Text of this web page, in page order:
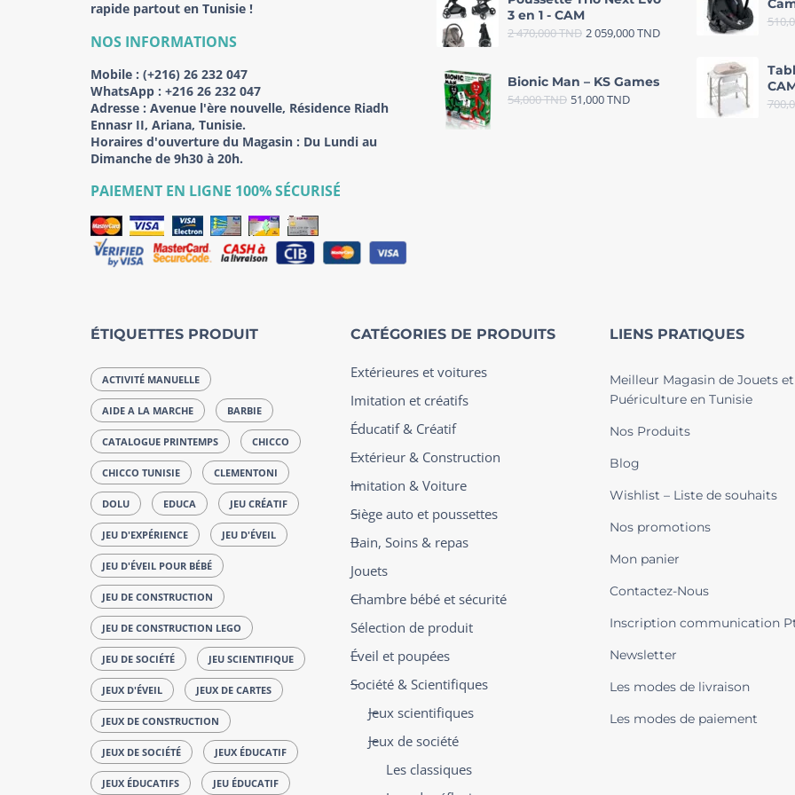
rapide partout en Tunisie !
NOS INFORMATIONS
Mobile : (+216) 26 232 047
WhatsApp : +216 26 232 047
Adresse : Avenue l'ère nouvelle, Résidence Riadh
Ennasr II, Ariana, Tunisie.
Horaires d'ouverture du Magasin : Du Lundi au
Dimanche de 9h30 à 20h.
PAIEMENT EN LIGNE 100% SÉCURISÉ
3 en 1 - CAM
2 470,000TND 2 059,000TND
Bionic Man – KS Games
54,000TND 51,000TND
ÉTIQUETTES PRODUIT
ACTIVITÉ MANUELLE
AIDE A LA MARCHE BARBIE
CATALOGUE PRINTEMPS CHICCO
CHICCO TUNISIE CLEMENTONI
DOLU EDUCA JEU CRÉATIF
JEU D'EXPÉRIENCE JEU D'ÉVEIL
JEU D'ÉVEIL POUR BÉBÉ
JEU DE CONSTRUCTION
JEU DE CONSTRUCTION LEGO
JEU DE SOCIÉTÉ JEU SCIENTIFIQUE
JEUX D'ÉVEIL JEUX DE CARTES
JEUX DE CONSTRUCTION
JEUX DE SOCIÉTÉ JEUX ÉDUCATIF
JEUX ÉDUCATIFS JEU ÉDUCATIF
CATÉGORIES DE PRODUITS
Extérieures et voitures
Imitation et créatifs
Éducatif & Créatif
Extérieur & Construction
Imitation & Voiture
Siège auto et poussettes
Bain, Soins & repas
Jouets
Chambre bébé et sécurité
Sélection de produit
Éveil et poupées
Société & Scientifiques
Jeux scientifiques
Jeux de société
Les classiques
LIENS PRATIQUES
Meilleur Magasin de Jouets et
Puériculture en Tunisie
Nos Produits
Blog
Wishlist – Liste de souhaits
Nos promotions
Mon panier
Contactez-Nous
Inscription communication
Newsletter
Les modes de livraison
Les modes de paiement